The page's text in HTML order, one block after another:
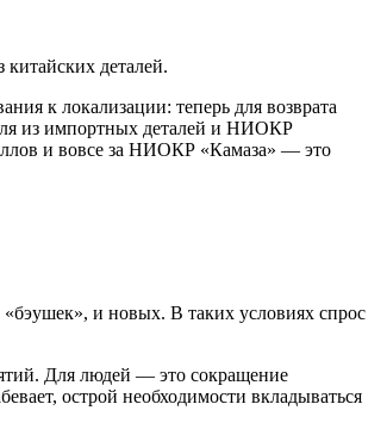
деталей.
к локализации: теперь для возврата
из импортных деталей и НИОКР
и вовсе за НИОКР «Камаза» — это
и новых. В таких условиях спрос
Для людей — это сокращение
острой необходимости вкладываться